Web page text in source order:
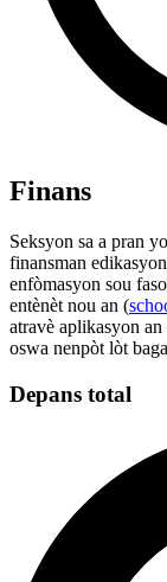
Finans
Seksyon sa a pran
finansman
enfòmasyon sou
entènèt nou an (
atravè aplikasyon
oswa nenpòt lòt
Depans total